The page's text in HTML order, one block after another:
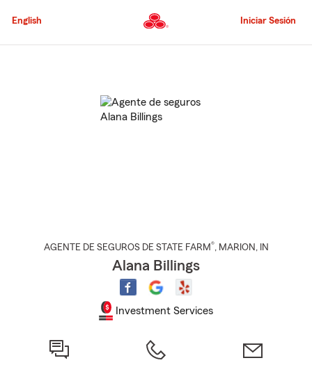
al
principal
English Iniciar Sesión
AGENTE DE SEGUROS DE STATE FARM®, MARION , IN
Alana Billings
Investment Services